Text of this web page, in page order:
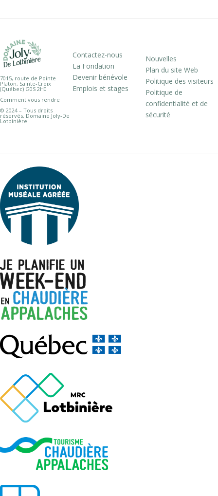
7015, route de Pointe
Platon, Sainte-Croix
(Québec) G0S 2H0
Comment vous rendre
© 2024 – Tous droits
réservés, Domaine Joly-De
Lotbinière
Contactez-nous
La Fondation
Devenir bénévole
Emplois et stages
Nouvelles
Plan du site Web
Politique des visiteurs
Politique de
confidentialité et de
sécurité